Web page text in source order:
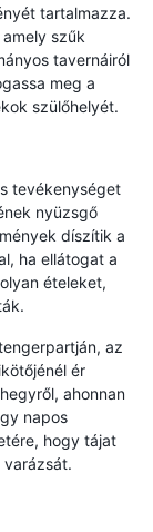
tartalmazza.
szűk
tavernáiról
meg a
szülőhelyét.
tevékenységet
nyüzsgő
díszítik a
ha ellátogat a
ételeket,
az
ér
ahonnan
napos
hogy tájat